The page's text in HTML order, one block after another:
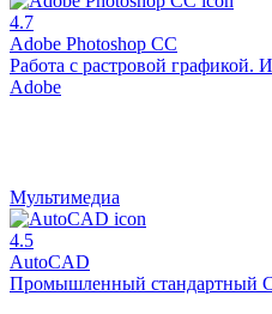
4.7
Adobe Photoshop CC
Работа с растровой графикой.
Adobe
Мультимедиа
4.5
AutoCAD
Промышленный стандартный